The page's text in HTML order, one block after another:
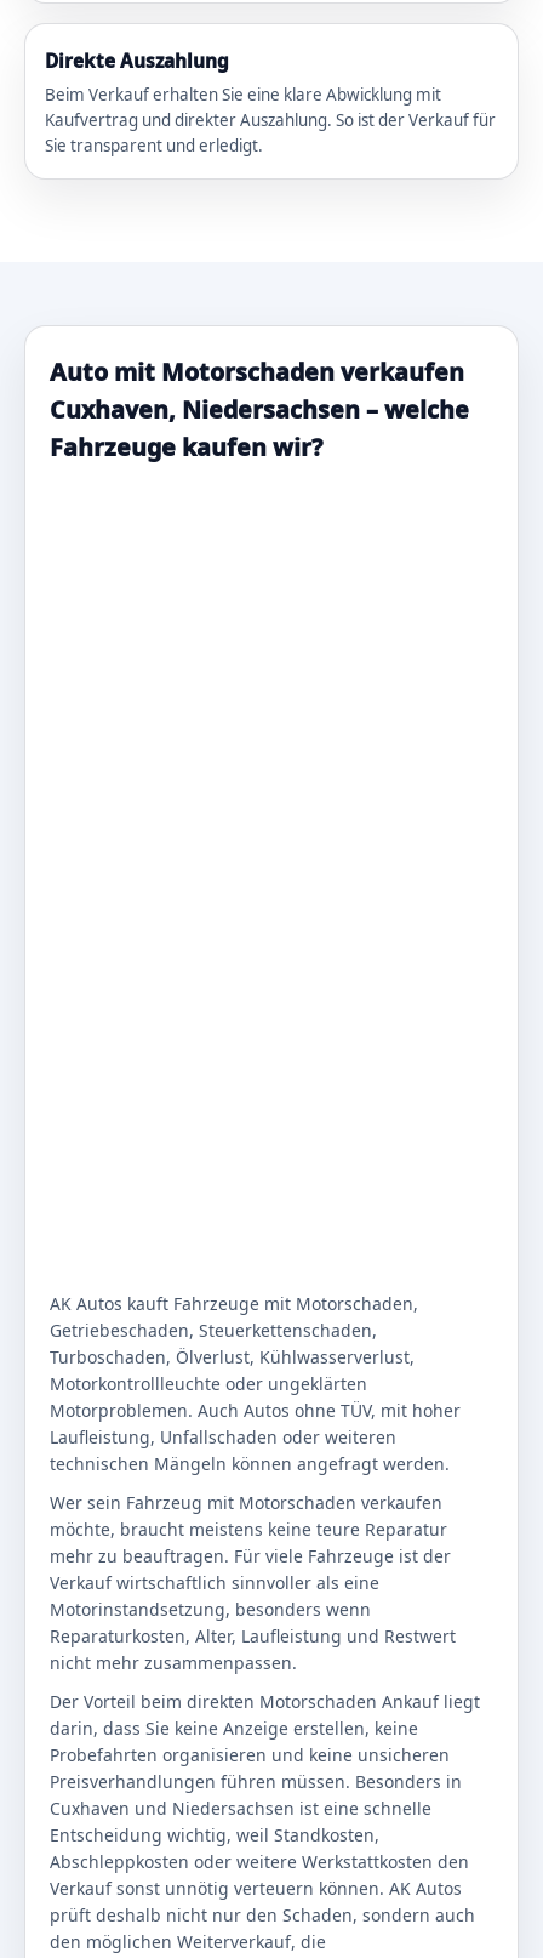
Direkte Auszahlung
Beim Verkauf erhalten Sie eine klare Abwicklung mit
Kaufvertrag und direkter Auszahlung. So ist der Verkauf für
Sie transparent und erledigt.
Auto mit Motorschaden verkaufen
Cuxhaven, Niedersachsen – welche
Fahrzeuge kaufen wir?
AK Autos kauft Fahrzeuge mit Motorschaden,
Getriebeschaden, Steuerkettenschaden,
Turboschaden, Ölverlust, Kühlwasserverlust,
Motorkontrollleuchte oder ungeklärten
Motorproblemen. Auch Autos ohne TÜV, mit hoher
Laufleistung, Unfallschaden oder weiteren
technischen Mängeln können angefragt werden.
Wer sein Fahrzeug mit Motorschaden verkaufen
möchte, braucht meistens keine teure Reparatur
mehr zu beauftragen. Für viele Fahrzeuge ist der
Verkauf wirtschaftlich sinnvoller als eine
Motorinstandsetzung, besonders wenn
Reparaturkosten, Alter, Laufleistung und Restwert
nicht mehr zusammenpassen.
Der Vorteil beim direkten Motorschaden Ankauf liegt
darin, dass Sie keine Anzeige erstellen, keine
Probefahrten organisieren und keine unsicheren
Preisverhandlungen führen müssen. Besonders in
Cuxhaven und Niedersachsen ist eine schnelle
Entscheidung wichtig, weil Standkosten,
Abschleppkosten oder weitere Werkstattkosten den
Verkauf sonst unnötig verteuern können. AK Autos
prüft deshalb nicht nur den Schaden, sondern auch
den möglichen Weiterverkauf, die